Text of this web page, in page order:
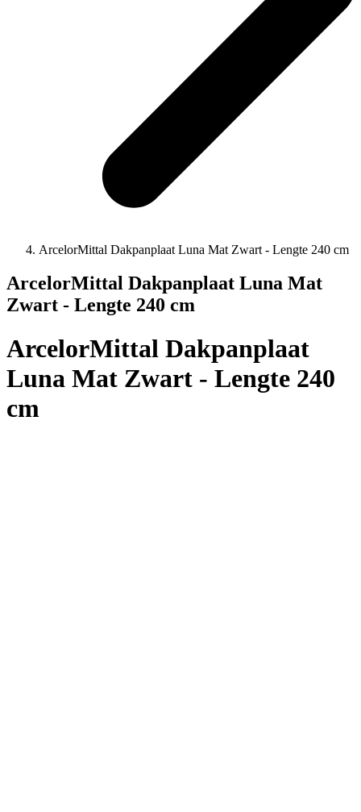
ArcelorMittal Dakpanplaat Luna Mat Zwart - Lengte 240 cm
ArcelorMittal Dakpanplaat Luna Mat
Zwart - Lengte 240 cm
ArcelorMittal Dakpanplaat
Luna Mat Zwart - Lengte 240
cm